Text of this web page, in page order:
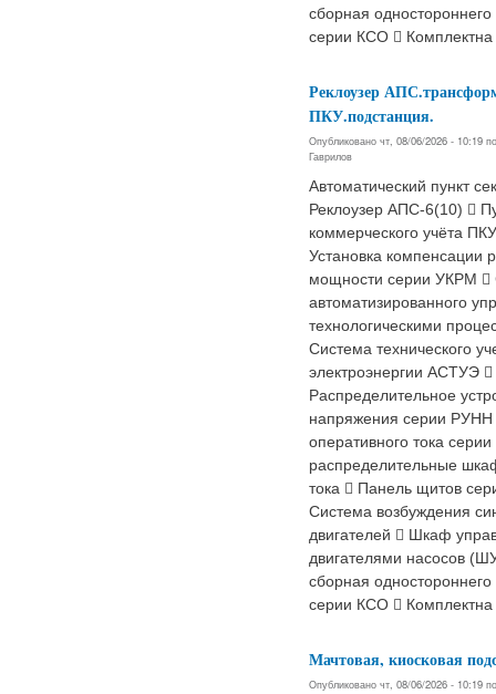
сборная
серии КСО  Комплектна
Реклоузер
ПКУ.подстанция.
Опубликовано чт, 08/06/2026 - 10:19
Гаврилов
Автоматический пункт
Реклоузер АПС-6(10) 
коммерческого учёта
Установка компенсации
мощности серии УКРМ 
автоматизированного
технологическими
Система технического
электроэнергии АСТУЭ 
Распределительное
напряжения серии
оперативного тока
распределительные
тока  Панель щитов
Система возбуждения
двигателей  Шкаф
двигателями насосов
сборная
серии КСО  Комплектна
Мачтовая, киосковая
Опубликовано чт, 08/06/2026 - 10:19